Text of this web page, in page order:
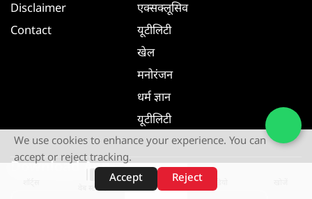
वेब स्टोरीज़
Disclaimer
Contact
एक्सक्लूसिव
यूटीलिटी
खेल
मनोरंजन
धर्म ज्ञान
यूटीलिटी
Download App
We use cookies to enhance your experience. You can
accept or reject tracking.
Accept
Reject